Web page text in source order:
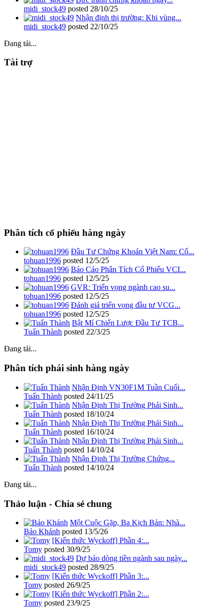
midi_stock49 posted 28/10/25
Nhận định thị trường: Khi vùng...
midi_stock49 posted 22/10/25
Đang tải...
Tài trợ
Phân tích cổ phiếu hàng ngày
Đầu Tư Chứng Khoán Việt Nam: Cổ...
tohuan1996 posted 12/5/25
Báo Cáo Phân Tích Cổ Phiếu VCI...
tohuan1996 posted 12/5/25
GVR: Triển vọng ngành cao su...
tohuan1996 posted 12/5/25
Đánh giá triển vọng đầu tư VCG...
tohuan1996 posted 12/5/25
Bật Mí Chiến Lược Đầu Tư TCB...
Tuấn Thành posted 22/3/25
Đang tải...
Phân tích phái sinh hàng ngày
Nhận Định VN30F1M Tuần Cuối...
Tuấn Thành posted 24/11/25
Nhận Định Thị Trường Phái Sinh...
Tuấn Thành posted 18/10/24
Nhận Định Thị Trường Phái Sinh...
Tuấn Thành posted 16/10/24
Nhận Định Thị Trường Phái Sinh...
Tuấn Thành posted 14/10/24
Nhận Định Thị Trường Chứng...
Tuấn Thành posted 14/10/24
Đang tải...
Thảo luận - Chia sẻ chung
Một Cuộc Gặp, Ba Kịch Bản: Nhà...
Bảo Khánh posted 13/5/26
[Kiến thức Wyckoff] Phần 4:...
Tomy posted 30/9/25
Dự báo dòng tiền ngành sau ngày...
midi_stock49 posted 28/9/25
[Kiến thức Wyckoff] Phần 3:...
Tomy posted 26/9/25
[Kiến thức Wyckoff] Phần 2:...
Tomy posted 23/9/25